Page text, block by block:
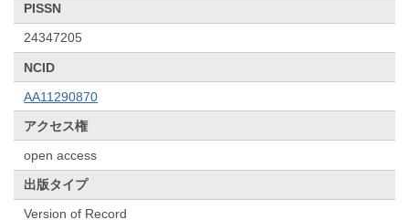
PISSN
24347205
NCID
AA11290870
アクセス権
open access
出版タイプ
Version of Record